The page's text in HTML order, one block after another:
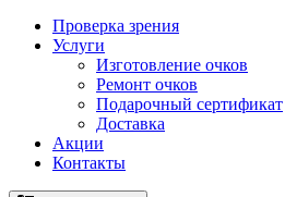
Проверка зрения
Услуги
Изготовление очков
Ремонт очков
Подарочный сертификат
Доставка
Акции
Контакты